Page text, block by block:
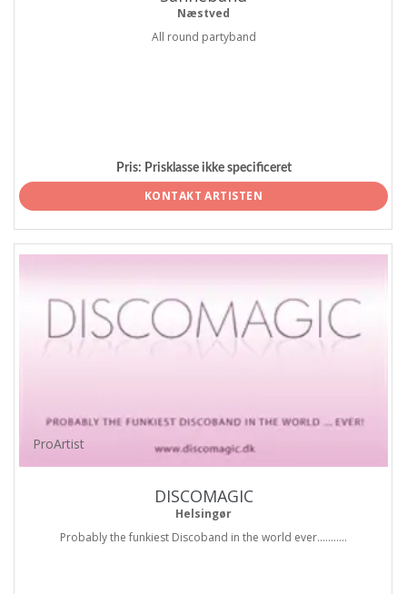
Næstved
All round partyband
Pris: Prisklasse ikke specificeret
KONTAKT ARTISTEN
ProArtist
DISCOMAGIC
Helsingør
Probably the funkiest Discoband in the world ever...........